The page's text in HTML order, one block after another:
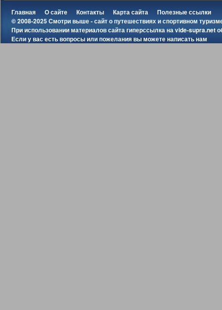
Главная О сайте Контакты Карта сайта
Полезные ссылки
© 2008-2025 Смотри выше - сайт о путешествиях и спортивном
При использовании материалов сайта гиперссылка наvide-supra.net
Если у вас есть вопросы или пожелания вы можетенаписать нам